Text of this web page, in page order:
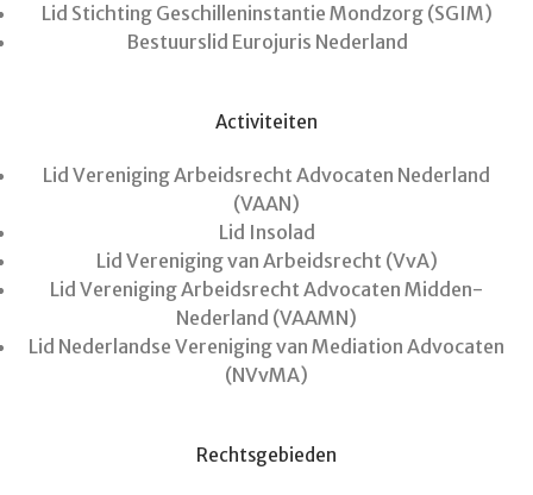
Lid Stichting Geschilleninstantie Mondzorg (SGIM)
Bestuurslid Eurojuris Nederland
Activiteiten
Lid Vereniging Arbeidsrecht Advocaten Nederland
(VAAN)
Lid Insolad
Lid Vereniging van Arbeidsrecht (VvA)
Lid Vereniging Arbeidsrecht Advocaten Midden-
Nederland (VAAMN)
Lid Nederlandse Vereniging van Mediation Advocaten
(NVvMA)
Rechtsgebieden